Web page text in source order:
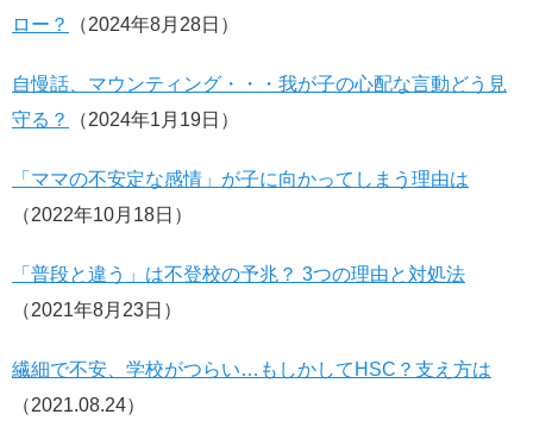
ロー？
（2024年8月28日）
自慢話、マウンティング・・・我が子の心配な言動どう見
守る？
（2024年1月19日）
「ママの不安定な感情」が子に向かってしまう理由は
（2022年10月18日）
「普段と違う」は不登校の予兆？ 3つの理由と対処法
（2021年8月23日）
繊細で不安、学校がつらい…もしかしてHSC？支え方は
（2021.08.24）